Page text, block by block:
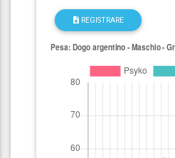
REGISTRARE